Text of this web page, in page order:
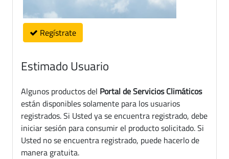
Regístrate
Estimado Usuario
Algunos productos del Portal de Servicios Climáticos
están disponibles solamente para los usuarios
registrados. Si Usted ya se encuentra registrado, debe
iniciar sesión para consumir el producto solicitado. Si
Usted no se encuentra registrado, puede hacerlo de
manera gratuita.